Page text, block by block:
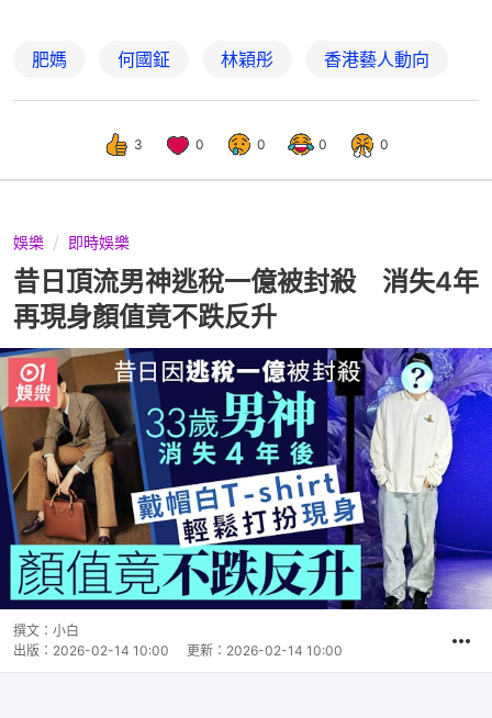
肥媽 何國鉦 林穎彤 香港藝人動向
3 0 0 0 0
娛樂 即時娛樂
昔日頂流男神逃稅一億被封殺 消失4年
再現身顏值竟不跌反升
撰文： 小白
出版： 2026-02-14 10:00 更新： 2026-02-14 10:00